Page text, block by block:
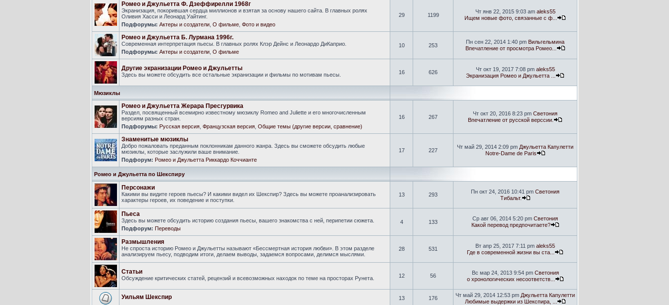
Ромео и Джульетта Ф. Дзеффирелли 1968г
Экранизация, покорившая сердца миллионов и взятая за основу нашего сайта. В главных ролях
Оливия Хасси и Леонард Уайтинг.
Подфорумы: Актеры и создатели О фильме Фото и видео
29 1199
Чт янв 22, 2015 9:03 am aleks55
Ищем новые фото, связанные с ф...
Ромео и Джульетта Б. Лурмана 1996г.
Современная интерпретация пьесы. В главных ролях Клэр Дейнс и Леонардо ДиКаприо.
Подфорумы: Актеры и создатели О фильме
10 253
Пн сен 22, 2014 1:40 pm Вильгельмина
Впечатление от просмотра Ромео...
Другие экранизации Ромео и Джульетты
Здесь вы можете обсудить все остальные экранизации и фильмы по мотивам пьесы. 16 626 Чт окт 19, 2017 7:08 pm aleks55
Экранизация Ромео и Джульетта ...
Мюзиклы
Ромео и Джульетта Жерара Пресгурвика
Раздел, посвященный всемирно известному мюзиклу Romeo and Juliette и его многочисленным
версиям разных стран.
Подфорумы: Русская версия Французская версия Общие темы (другие версии, сравнение)
16 267
Чт окт 20, 2016 8:23 pm Светония
Впечатление от русской верссии.
Знаменитые мюзиклы
Добро пожаловать преданным поклонникам данного жанра. Здесь вы сможете обсудить любые
мюзиклы, которые заслужили ваше внимание.
Подфорум: Ромео и Джульетта Риккардо Коччианте
17 227
Чт май 29, 2014 2:09 pm Джульетта Капулетти
Notre-Dame de Paris
Ромео и Джульетта по Шекспиру
Персонажи
Какими вы видите героев пьесы? И какими видел их Шекспир? Здесь вы можете проанализировать
характеры героев, их поведение и поступки.
13 293 Пн окт 24, 2016 10:41 pm Светония
Тибальт.
Пьеса
Здесь вы можете обсудить историю создания пьесы, вашего знакомства с ней, перипетии сюжета.
Подфорум: Переводы
4 133
Ср авг 06, 2014 5:20 pm Светония
Какой перевод предпочитаете?
Размышления
Не спроста историю Ромео и Джульетты называют «Бессмертная история любви». В этом разделе
анализируем пьесу, подводим итоги, делаем выводы, задаемся вопросами, делимся мыслями.
28 531 Вт апр 25, 2017 7:11 pm aleks55
Где в современной жизни вы ста...
Статьи
Обсуждение критических статей, рецензий и всевозможных находок по теме на просторах Рунета. 12 56 Вс мар 24, 2013 9:54 pm Светония
о хронологических несоответств...
Уильям Шекспир 13 176 Чт май 29, 2014 12:53 pm Джульетта Капулетти
Любимые выдержки из Шекспира, ...